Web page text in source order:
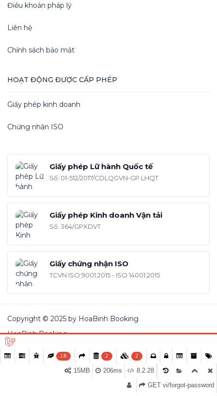
Điều khoản pháp lý
Liên hệ
Chính sách bảo mật
HOẠT ĐỘNG ĐƯỢC CẤP PHÉP
Giấy phép kinh doanh
Chứng nhận ISO
Giấy phép Lữ hành Quốc tế
Số: 01-512/2017/CDLQGVN-GP LHQT
Giấy phép Kinh doanh Vận tải
Số: 364/GPXDVT
Giấy chứng nhận ISO
TCVN ISO 9001:2015 - ISO 14001:2015
Copyright © 2025 by HoaBinh Booking
HoaBinh Booking
18 2 2
8.2.28
206ms
15MB
GET vi/forgot-password